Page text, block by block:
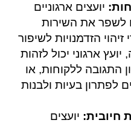
יועצים ארגוניים
לשפר את השירות
הזדמנויות לשיפור
ארגוני יכול לזהות
התגובה ללקוחות, או
בעיות ולבנות
חיובית: יועצים